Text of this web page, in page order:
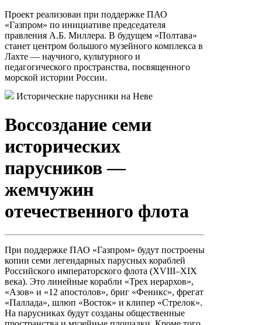
Проект реализован при поддержке ПАО
«Газпром» по инициативе председателя
правления А.Б. Миллера. В будущем «Полтава»
станет центром большого музейного комплекса в
Лахте — научного, культурного и
педагогического пространства, посвященного
морской истории России.
Исторические парусники на Неве
Воссоздание семи
исторических
парусников —
жемчужин
отечественного флота
При поддержке ПАО «Газпром» будут построены
копии семи легендарных парусных кораблей
Российского императорского флота (XVIII–XIX
века). Это линейные корабли «Трех иерархов»,
«Азов» и «12 апостолов», бриг «Феникс», фрегат
«Паллада», шлюп «Восток» и клипер «Стрелок».
На парусниках будут созданы общественные